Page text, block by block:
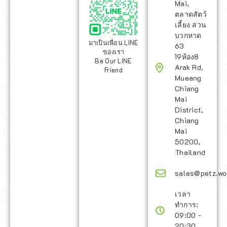
มาเป็นเพื่อน LINE
ของเรา
Be Our LINE
Friend
Mai,
ตลาดสัตว์
เลี้ยง สวน
บวกหาด
63
19ห้อง8
Arak Rd,
Mueang
Chiang
Mai
District,
Chiang
Mai
50200,
Thailand
เวลา
ทำการ:
09:00 -